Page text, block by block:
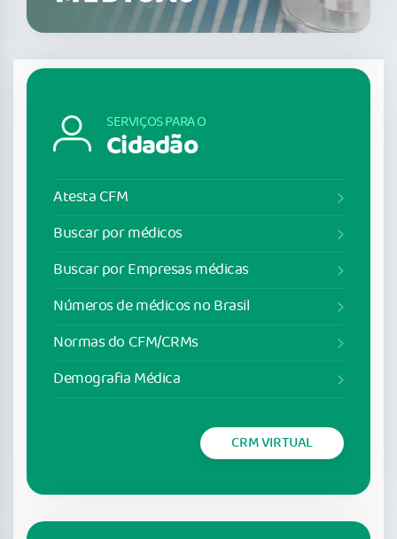
SERVIÇOS PARA O
Cidadão
Atesta CFM
Buscar por médicos
Buscar por Empresas médicas
Números de médicos no Brasil
Normas do CFM/CRMs
Demografia Médica
CRM VIRTUAL